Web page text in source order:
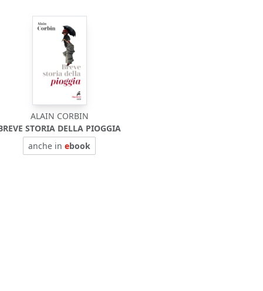
ALAIN CORBIN
STORIA DELLA PIOGGIA
anche inebook